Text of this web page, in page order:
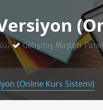
Gelişmiş Müşteri
(Online Kurs Sistemi)